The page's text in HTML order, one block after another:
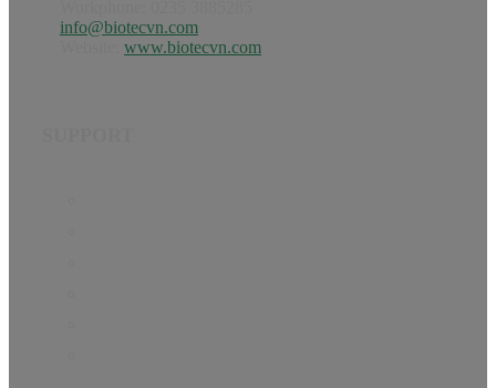
info@biotecvn.com
www.biotecvn.com